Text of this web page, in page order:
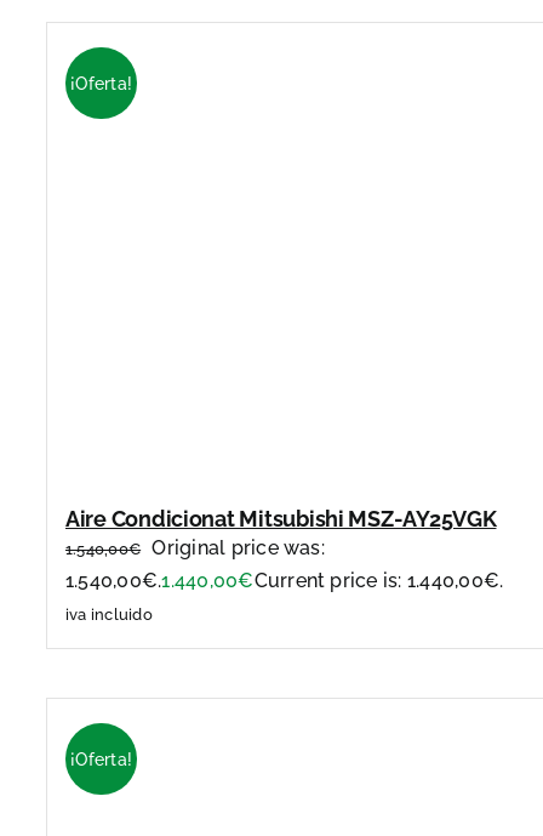
¡Oferta!
Aire Condicionat Mitsubishi MSZ-AY25VGK
1.540,00€
Original price was:
1.540,00€.1.440,00€Current price is: 1.440,00€.
iva incluido
¡Oferta!